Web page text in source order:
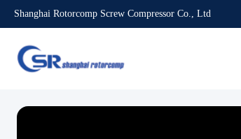
Shanghai Rotorcomp Screw Compressor Co., Ltd